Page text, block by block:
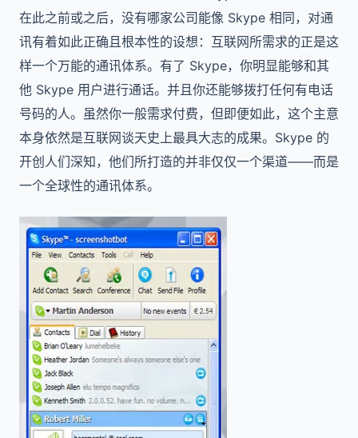
在此之前或之后，没有哪家公司能像 Skype 相同，对通
讯有着如此正确且根本性的设想：互联网所需求的正是这
样一个万能的通讯体系。有了 Skype，你明显能够和其
他 Skype 用户进行通话。并且你还能够拨打任何有电话
号码的人。虽然你一般需求付费，但即便如此，这个主意
本身依然是互联网谈天史上最具大志的成果。Skype 的
开创人们深知，他们所打造的并非仅仅一个渠道——而是
一个全球性的通讯体系。